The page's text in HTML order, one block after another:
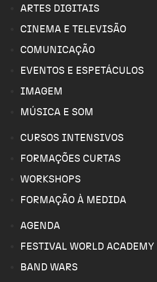
ARTES DIGITAIS
CINEMA E TELEVISÃO
COMUNICAÇÃO
EVENTOS E ESPETÁCULOS
IMAGEM
MÚSICA E SOM
CURSOS INTENSIVOS
FORMAÇÕES CURTAS
WORKSHOPS
FORMAÇÃO À MEDIDA
AGENDA
FESTIVAL WORLD ACADEMY
BAND WARS